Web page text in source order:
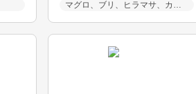
マグロ、ブリ、ヒラマサ、カンパチ、タイ、ヒラメ、アジ、イカ等